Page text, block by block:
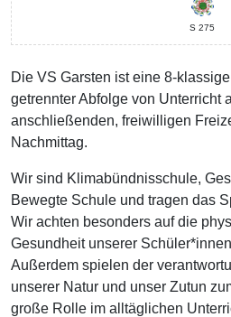
S 275
Die VS Garsten ist eine 8-
getrennter Abfolge von Unterricht
anschließenden, freiwilligen
Nachmittag.
Wir sind Klimabündnisschule,
Bewegte Schule und tragen das
Wir achten besonders auf die
Gesundheit unserer
Außerdem spielen der
unserer Natur und unser Zutun
große Rolle im alltäglichen